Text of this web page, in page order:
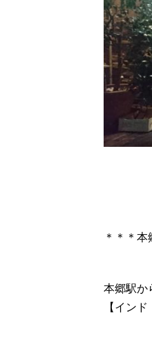
＊＊＊
本郷駅か
【イン